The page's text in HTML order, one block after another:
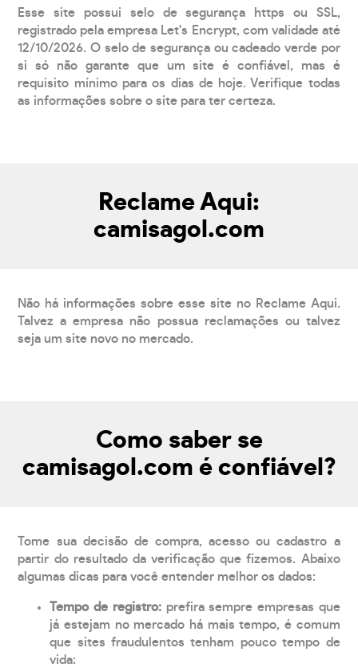
Esse site possui selo de segurança https ou SSL,
registrado pela empresa Let's Encrypt, com validade até
12/10/2026. O selo de segurança ou cadeado verde por
si só não garante que um site é confiável, mas é
requisito mínimo para os dias de hoje. Verifique todas
as informações sobre o site para ter certeza.
Reclame Aqui:
camisagol.com
Não há informações sobre esse site no Reclame Aqui.
Talvez a empresa não possua reclamações ou talvez
seja um site novo no mercado.
Como saber se
camisagol.com é confiável?
Tome sua decisão de compra, acesso ou cadastro a
partir do resultado da verificação que fizemos. Abaixo
algumas dicas para você entender melhor os dados:
Tempo de registro: prefira sempre empresas que
já estejam no mercado há mais tempo, é comum
que sites fraudulentos tenham pouco tempo de
vida;